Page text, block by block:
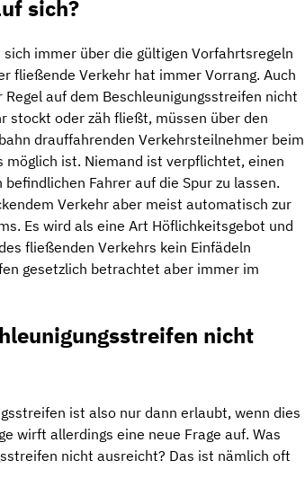
sich?
immer über die gültigen Vorfahrtsregeln
fließende Verkehr hat immer Vorrang. Auch
auf dem Beschleunigungsstreifen nicht
stockt oder zäh fließt, müssen über den
drauffahrenden Verkehrsteilnehmer beim
möglich ist. Niemand ist verpflichtet, einen
Fahrer auf die Spur zu lassen.
Verkehr aber meist automatisch zur
Es wird als eine Art Höflichkeitsgebot und
fließenden Verkehrs kein Einfädeln
gesetzlich betrachtet aber immer im
nicht
ist also nur dann erlaubt, wenn dies
wirft allerdings eine neue Frage auf. Was
nicht ausreicht? Das ist nämlich oft